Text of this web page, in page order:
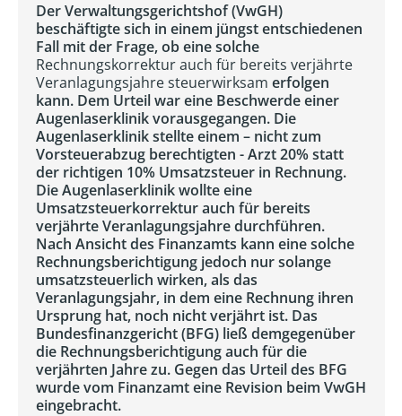
Der Verwaltungsgerichtshof (VwGH)
beschäftigte sich in einem jüngst entschiedenen
Fall mit der Frage, ob eine solche
Rechnungskorrektur auch für bereits verjährte
Veranlagungsjahre steuerwirksam erfolgen
kann. Dem Urteil war eine Beschwerde einer
Augenlaserklinik vorausgegangen. Die
Augenlaserklinik stellte einem – nicht zum
Vorsteuerabzug berechtigten - Arzt 20% statt
der richtigen 10% Umsatzsteuer in Rechnung.
Die Augenlaserklinik wollte eine
Umsatzsteuerkorrektur auch für bereits
verjährte Veranlagungsjahre durchführen.
Nach Ansicht des Finanzamts kann eine solche
Rechnungsberichtigung jedoch nur solange
umsatzsteuerlich wirken, als das
Veranlagungsjahr, in dem eine Rechnung ihren
Ursprung hat, noch nicht verjährt ist. Das
Bundesfinanzgericht (BFG) ließ demgegenüber
die Rechnungsberichtigung auch für die
verjährten Jahre zu. Gegen das Urteil des BFG
wurde vom Finanzamt eine Revision beim VwGH
eingebracht.